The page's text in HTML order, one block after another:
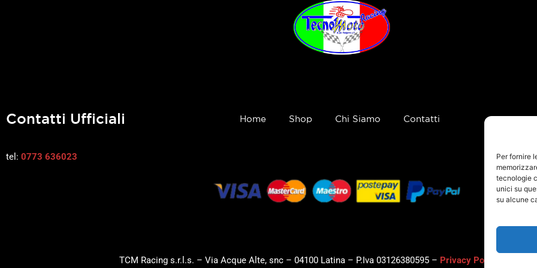
Per fornire
tecnologie
unici su
su alcune
Contatti Ufficiali
tel: 0773 636023
Home Shop Chi Siamo Contatti
TCM Racing s.r.l.s. – Via Acque Alte, snc – 04100 Latina – P.Iva 03126380595 – Privacy Policy